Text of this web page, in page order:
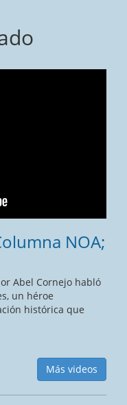
NOA;
Abel Cornejo habló
un héroe
histórica que
Más videos